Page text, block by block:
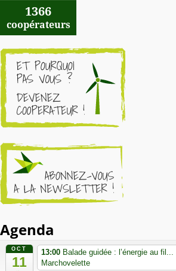
1366
coopérateurs
Agenda
OCT
11
13:00 Balade guidée : l’énergie au fil...
Marchovelette